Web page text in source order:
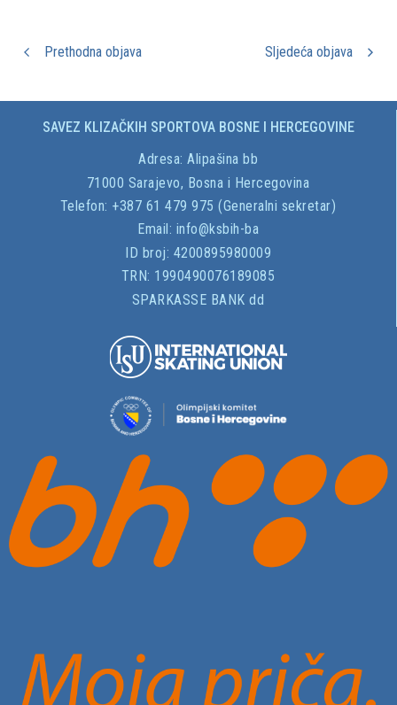
Prethodna objava Sljedeća objava
SAVEZ KLIZAČKIH SPORTOVA BOSNE I HERCEGOVINE
Adresa: Alipašina bb
71000 Sarajevo, Bosna i Hercegovina
Telefon: +387 61 479 975 (Generalni sekretar)
Email: info@ksbih-ba
ID broj: 4200895980009
TRN: 1990490076189085
SPARKASSE BANK dd